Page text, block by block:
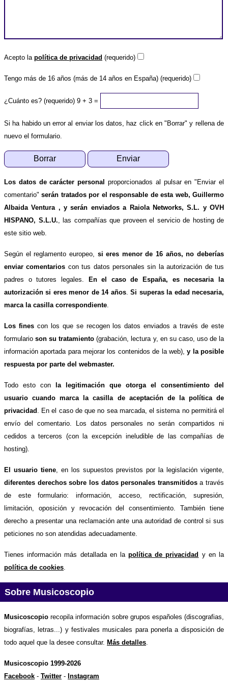
Acepto la política de privacidad (requerido)
Tengo más de 16 años (más de 14 años en España) (requerido)
¿Cuánto es? (requerido) 9 + 3 =
Si ha habido un error al enviar los datos, haz click en "Borrar" y rellena de
nuevo el formulario.
Los datos de carácter personal
proporcionados al pulsar en "Enviar el
comentario"serán tratados por el responsable de esta web, Guillermo
Albaida Ventura , y serán enviados a Raiola Networks, S.L. y OVH
HISPANO, S.L.U. , las compañías que proveen el servicio de hosting de
este sitio web.
Según el reglamento europeo, si eres menor de 16 años, no deberías
enviar comentarios con tus datos personales sin la autorización de tus
padres o tutores legales.
En el caso de España, es necesaria la
autorización si eres menor de 14 años.Si superas la edad necesaria,
marca la casilla correspondiente
Los finescon los que se recogen los datos enviados a través de este
formularioson su tratamiento (grabación, lectura y, en su caso, uso de la
información aportada para mejorar los contenidos de la web),y la posible
respuesta por parte del webmaster.
Todo esto con
la legitimación que otorga el consentimiento del
usuario cuando marca la casilla de aceptación de la política de
privacidad
. En el caso de que no sea marcada, el sistema no permitirá el
envío del comentario. Los datos personales no serán compartidos ni
cedidos a terceros (con la excepción ineludible de las compañías de
hosting).
El usuario tiene, en los supuestos previstos por la legislación vigente,
diferentes derechos sobre los datos personales transmitidosa través
de este formulario: información, acceso, rectificación, supresión,
limitación, oposición y revocación del consentimiento. También tiene
derecho a presentar una reclamación ante una autoridad de control si sus
peticiones no son atendidas adecuadamente.
Tienes información más detallada en lapolítica de privacidad y en la
política de cookies
Sobre Musicoscopio
Musicoscopio recopila información sobre grupos españoles (discografias,
biografías, letras...) y festivales musicales para ponerla a disposición de
todo aquel que la desee consultar. Más detalles.
Musicoscopio 1999-2026
Facebook - Twitter - Instagram